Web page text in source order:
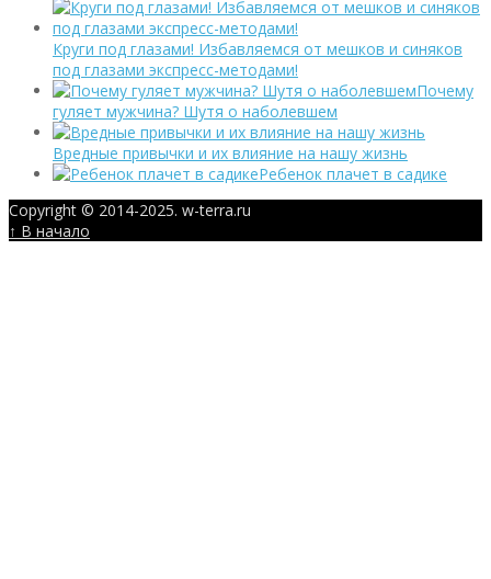
Круги под глазами! Избавляемся от мешков и синяков
под глазами экспресс-методами!
Почему
гуляет мужчина? Шутя о наболевшем
Вредные привычки и их влияние на нашу жизнь
Ребенок плачет в садике
Copyright © 2014-2025. w-terra.ru
↑ В начало